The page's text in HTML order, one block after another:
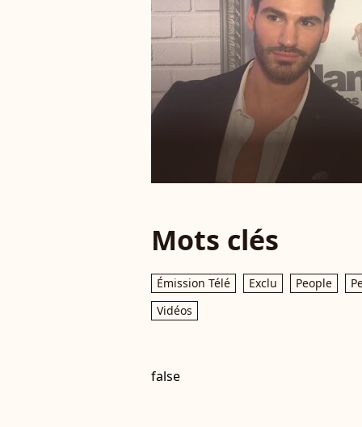
Mots clés
Émission Télé Exclu People
Vidéos
false